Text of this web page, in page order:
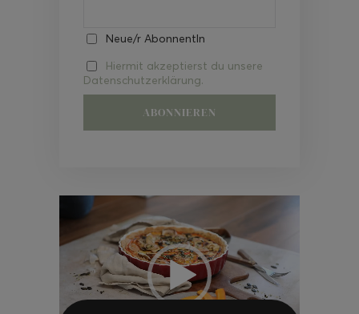
Neue/r AbonnentIn
Hiermit akzeptierst du unsere
Datenschutzerklärung.
Video-